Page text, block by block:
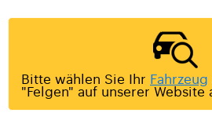
Bitte wählen Sie Ihr Fahrzeug
"Felgen" auf unserer Website